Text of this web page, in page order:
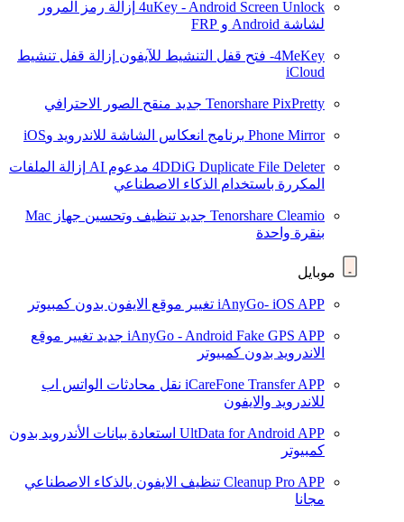
4uKey - Android Screen Unlock إزالة رمز المرور
لشاشة Android و FRP
4MeKey- فتح قفل التنشيط للآيفون
إزالة قفل تنشيط
iCloud
Tenorshare PixPretty جديد منقح الصور الاحترافي
Phone Mirror برنامج انعكاس الشاشة للاندرويد وiOS
4DDiG Duplicate File Deleter مدعوم AI
إزالة الملفات
المكررة باستخدام الذكاء الاصطناعي
Tenorshare Cleamio جديد
تنظيف وتحسين جهاز Mac
بنقرة واحدة
موبايل
iAnyGo- iOS APP تغيير موقع الايفون بدون كمبيوتر
iAnyGo - Android Fake GPS APP جديد تغيير موقع
الاندرويد بدون كمبيوتر
iCareFone Transfer APP نقل محادثات الواتس اب
للاندرويد والايفون
UltData for Android APP استعادة بيانات الأندرويد بدون
كمبيوتر
Cleanup Pro APP تنظيف الايفون بالذكاء الاصطناعي
مجانا